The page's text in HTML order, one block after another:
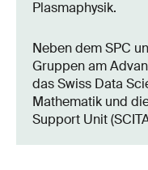
Plasmaphysik.
Neben dem SPC
Gruppen am
das Swiss Data
Mathematik und
Support Unit